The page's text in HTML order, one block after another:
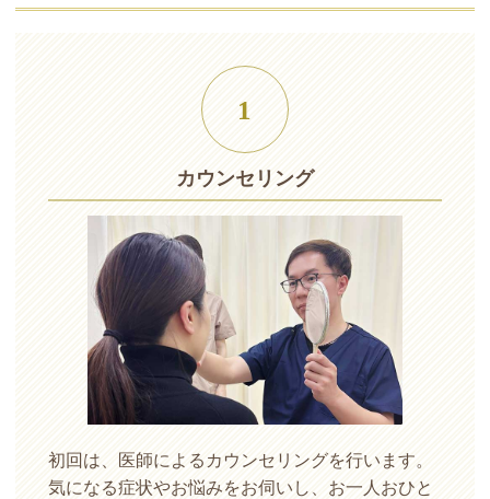
1
カウンセリング
初回は、医師によるカウンセリングを行います。
気になる症状やお悩みをお伺いし、お一人おひと